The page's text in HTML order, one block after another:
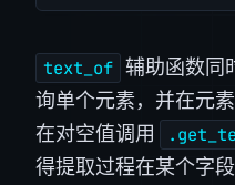
text_of 辅助函数同
询单个元素，并在元
在对空值调用
得提取过程在某个字